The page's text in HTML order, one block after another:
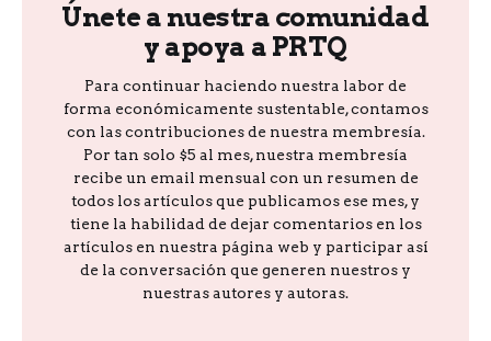
Únete a nuestra comunidad
y apoya a PRTQ
Para continuar haciendo nuestra labor de
forma económicamente sustentable, contamos
con las contribuciones de nuestra membresía.
Por tan solo $5 al mes, nuestra membresía
recibe un email mensual con un resumen de
todos los artículos que publicamos ese mes, y
tiene la habilidad de dejar comentarios en los
artículos en nuestra página web y participar así
de la conversación que generen nuestros y
nuestras autores y autoras.